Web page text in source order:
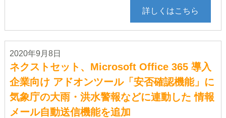
詳しくはこちら
2020年9月8日
ネクストセット、Microsoft Office 365 導入
企業向け アドオンツール「安否確認機能」に
気象庁の大雨・洪水警報などに連動した 情報
メール自動送信機能を追加